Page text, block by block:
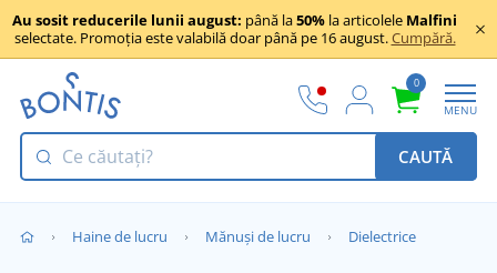
Au sosit reducerile lunii august: până la50% la articolele Malfini
selectate. Promoția este valabilă doar până pe 16 august.Cumpără.
0
MENU
CAUTĂ
Haine de lucru Mănuși de lucru Dielectrice